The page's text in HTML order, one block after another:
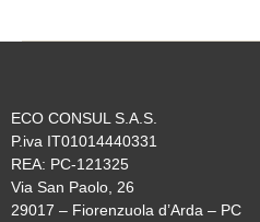
ECO CONSUL S.A.S.
P.iva IT01014440331
REA: PC-121325
Via San Paolo, 26
29017 – Fiorenzuola d’Arda – PC